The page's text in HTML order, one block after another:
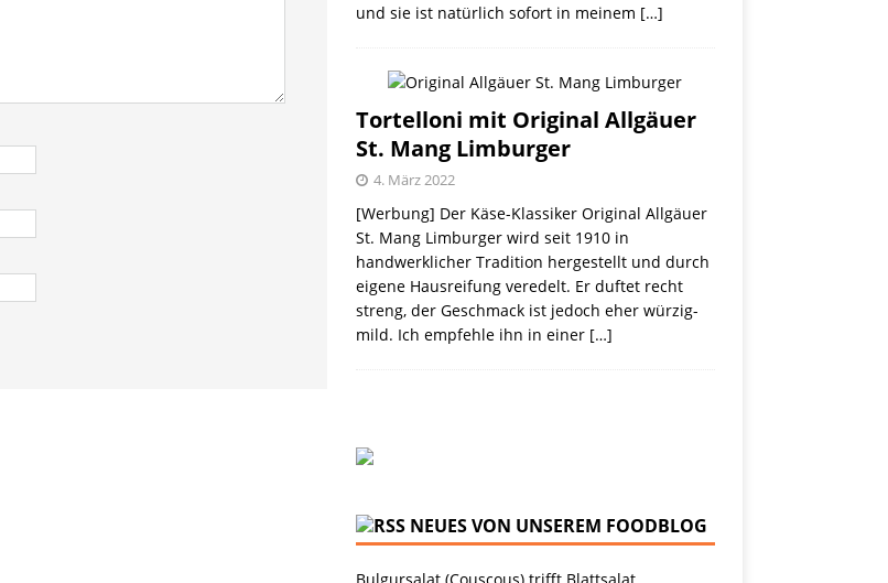
und sie ist natürlich sofort in meinem […]
Tortelloni mit Original Allgäuer
St. Mang Limburger
4. März 2022
[Werbung] Der Käse-Klassiker Original Allgäuer
St. Mang Limburger wird seit 1910 in
handwerklicher Tradition hergestellt und durch
eigene Hausreifung veredelt. Er duftet recht
streng, der Geschmack ist jedoch eher würzig-
mild. Ich empfehle ihn in einer […]
NEUES VON UNSEREM FOODBLOG